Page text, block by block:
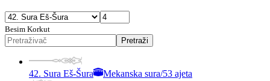
Besim Korkut
Pretraži
42. Sura Eš-Šura Mekanska sura/53 ajeta